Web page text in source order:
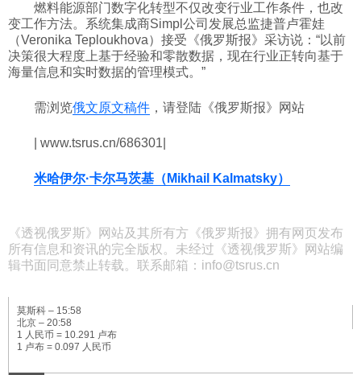
燃料能源部门数字化转型不仅改变行业工作条件，也改
变工作方法。系统集成商Simpl公司发展总监捷普卢霍娃
（Veronika Teploukhova）接受《俄罗斯报》采访说：“以前
决策很大程度上基于经验和零散数据，现在行业正转向基于
海量信息和实时数据的管理模式。”
需浏览俄文原文稿件 ，请登陆《俄罗斯报》网站
| www.tsrus.cn/686301|
米哈伊尔·卡尔马茨基（Mikhail Kalmatsky）
《透视俄罗斯》网站及其所有方《俄罗斯报》拥有网页发布
所有信息和资讯的完全版权。未经过《透视俄罗斯》网站编
辑书面同意禁止转载。联系邮箱：info@tsrus.cn
莫斯科 – 15:58
北京 – 20:58
1 人民币 = 10.291 卢布
1 卢布 = 0.097 人民币